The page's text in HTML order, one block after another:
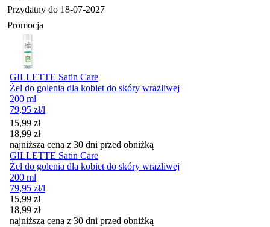
Przydatny do 18-07-2027
Promocja
GILLETTE Satin Care
Żel do golenia dla kobiet do skóry wrażliwej
200 ml
79,95 zł/l
Cena promocyjna
15,99 zł
18,99 zł
najniższa cena z 30 dni przed obniżką
GILLETTE Satin Care
Żel do golenia dla kobiet do skóry wrażliwej
200 ml
79,95 zł/l
Cena promocyjna
15,99 zł
18,99 zł
najniższa cena z 30 dni przed obniżką